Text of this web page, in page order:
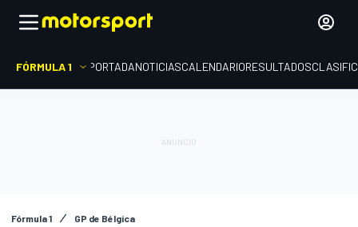
FÓRMULA 1 PORTADANOTICIASCALENDARIORESULTADOS
Fórmula 1 GP de Bélgica